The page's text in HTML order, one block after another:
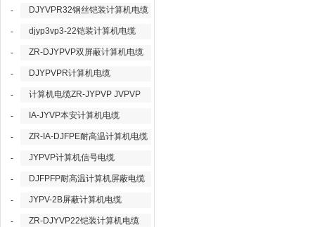
- DJYVPR32钢丝铠装计算机电缆
- djyp3vp3-22铠装计算机电缆
- ZR-DJYPVP双屏蔽计算机电缆
- DJYPVPR计算机电缆
- 计算机电缆ZR-JYPVP JVPVP
- IA-JYVP本安计算机电缆
- ZR-IA-DJFPE耐高温计算机电缆
- JYPVP计算机信号电缆
- DJFPFP耐高温计算机屏蔽电缆
- JYPV-2B屏蔽计算机电缆
- ZR-DJYVP22铠装计算机电缆